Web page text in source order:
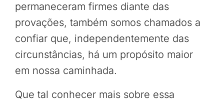
permaneceram firmes diante das
provações, também somos chamados a
confiar que, independentemente das
circunstâncias, há um propósito maior
em nossa caminhada.
Que tal conhecer mais sobre essa